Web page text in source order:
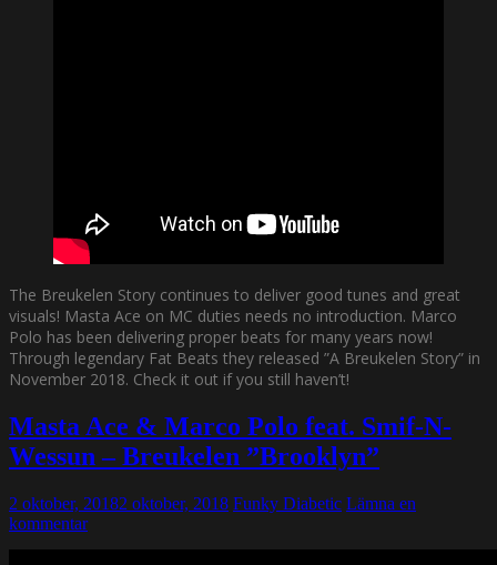
The Breukelen Story continues to deliver good tunes and great
visuals! Masta Ace on MC duties needs no introduction. Marco
Polo has been delivering proper beats for many years now!
Through legendary Fat Beats they released ”A Breukelen Story” in
November 2018. Check it out if you still haven’t!
Masta Ace & Marco Polo feat. Smif-N-
Wessun – Breukelen ”Brooklyn”
2 oktober, 20182 oktober, 2018 Funky Diabetic Lämna en
kommentar